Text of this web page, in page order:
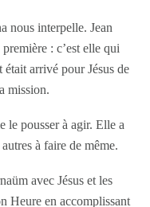
nous interpelle. Jean
: c’est elle qui
arrivé pour Jésus de
mission.
le pousser à agir. Elle a
à faire de même.
avec Jésus et les
Heure en accomplissant